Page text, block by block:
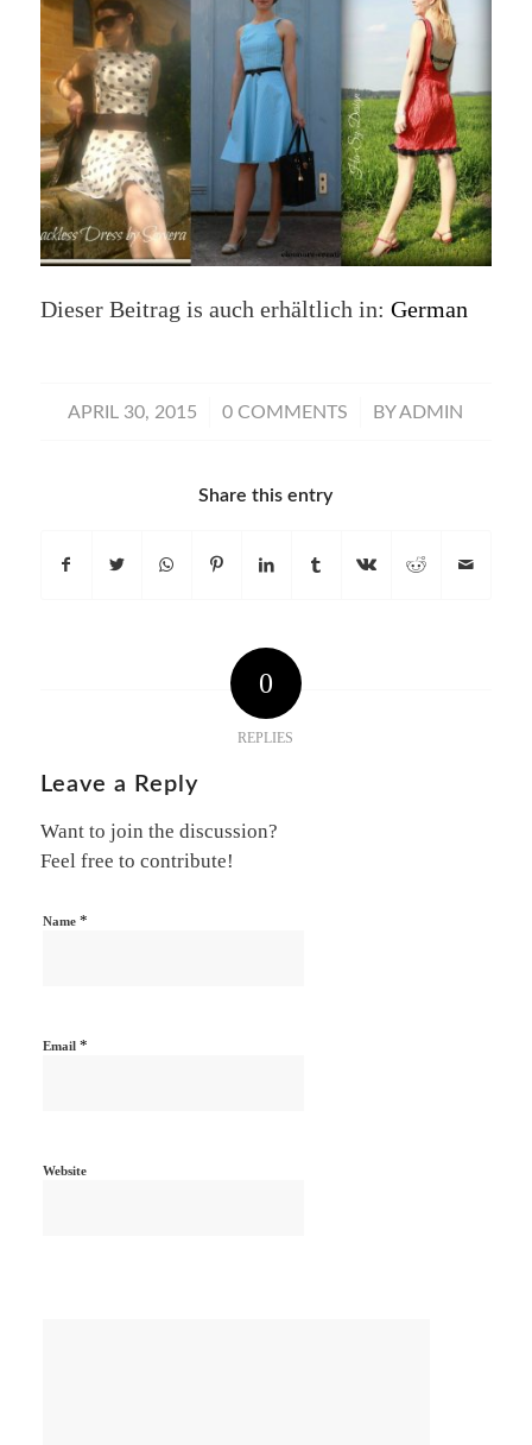
Dieser Beitrag is auch erhältlich in: German
APRIL 30, 2015
/ 0 COMMENTS
/ BYADMIN
Share this entry
0
REPLIES
Leave a Reply
Want to join the discussion?
Feel free to contribute!
Name *
Email *
Website